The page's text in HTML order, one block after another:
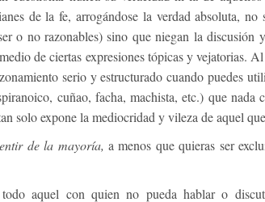
de la fe, arrogándose la verdad absoluta,
o no razonables) sino que niegan la
de ciertas expresiones tópicas y vejatorias.
serio y estructurado cuando puedes
cuñao, facha, machista, etc.) que nada
solo expone la mediocridad y vileza de aquel
de la mayoría,a menos que quieras ser
aquel con quien no pueda hablar o